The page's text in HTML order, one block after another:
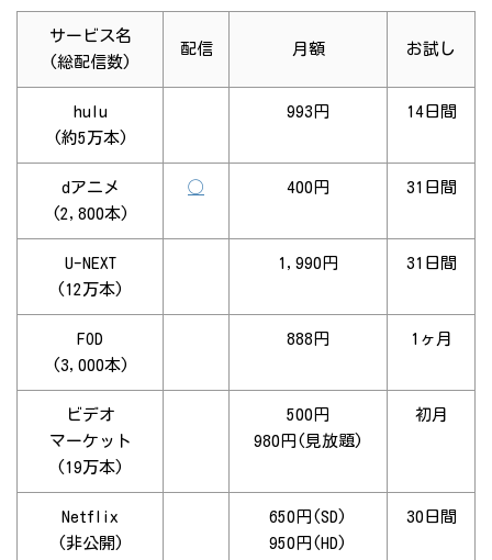
サービス名
(総配信数)
配信 月額 お試し
hulu
(約5万本)
993円 14日間
dアニメ
(2,800本)
◯ 400円 31日間
U-NEXT
(12万本)
1,990円 31日間
FOD
(3,000本)
888円 1ヶ月
ビデオ
マーケット
(19万本)
500円
980円(見放題)
初月
Netflix
(非公開)
650円(SD)
950円(HD)
30日間